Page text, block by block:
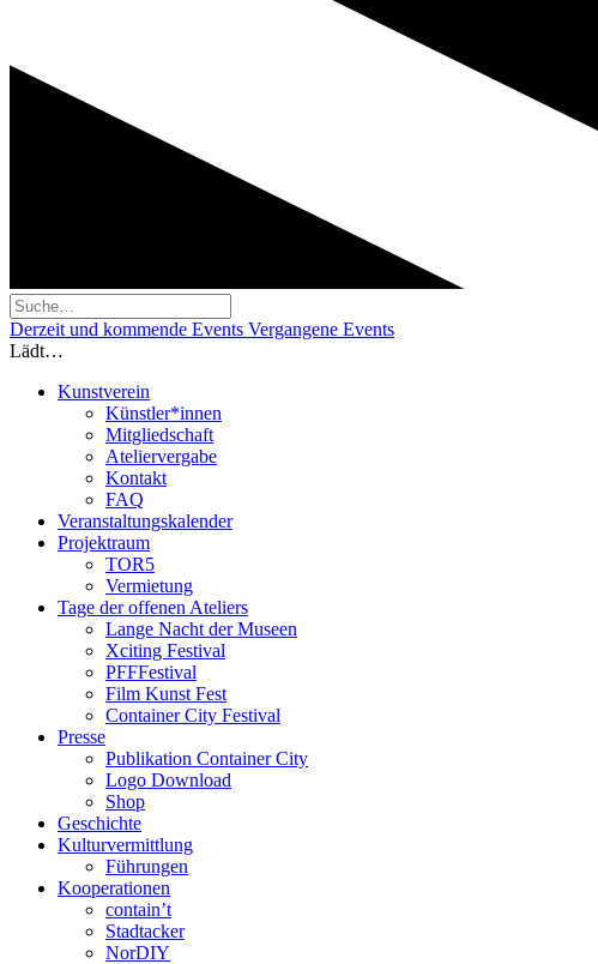
Derzeit und kommende Events Vergangene Events
Lädt…
Kunstverein
Künstler*innen
Mitgliedschaft
Ateliervergabe
Kontakt
FAQ
Veranstaltungskalender
Projektraum
TOR5
Vermietung
Tage der offenen Ateliers
Lange Nacht der Museen
Xciting Festival
PFFFestival
Film Kunst Fest
Container City Festival
Presse
Publikation Container City
Logo Download
Shop
Geschichte
Kulturvermittlung
Führungen
Kooperationen
contain’t
Stadtacker
NorDIY